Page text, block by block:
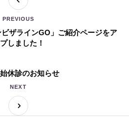
ザラインGO」ご紹介ページをア
しました！
PREVIOUS
休診のお知らせ
NEXT